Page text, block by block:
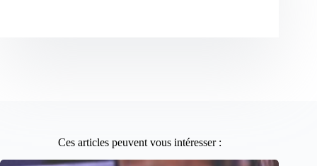
Ces articles peuvent vous intéresser :